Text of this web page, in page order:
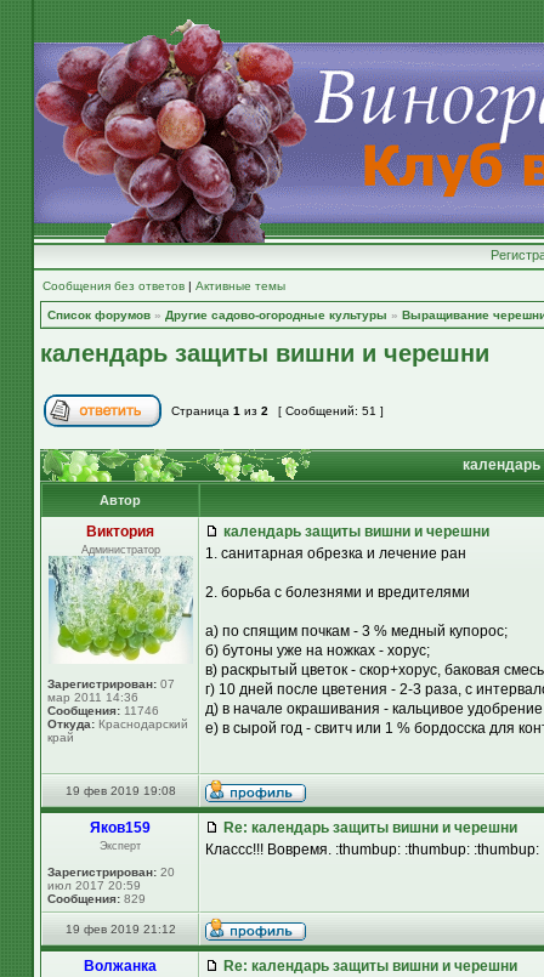
Сообщения без ответов | Активные темы
Список форумов » Другие садово-огородные культуры » Выращивание
календарь защиты вишни и черешни
Страница 1 из 2 [ Сообщений: 51 ]
Автор
Виктория
Администратор
Зарегистрирован: 07
мар 2011 14:36
Сообщения: 11746
Откуда: Краснодарский
край
календарь защиты вишни и черешни
1. санитарная обрезка и лечение ран
2. борьба с болезнями и вредителями
а) по спящим почкам - 3 % медный купорос;
б) бутоны уже на ножках - хорус;
в) раскрытый цветок - скор+хорус, баковая
г) 10 дней после цветения - 2-3 раза, с
д) в начале окрашивания - кальцивое
е) в сырой год - свитч или 1 % бордосска для
19 фев 2019 19:08
Яков159
Эксперт
Зарегистрирован: 20
июл 2017 20:59
Сообщения: 829
Re: календарь защиты вишни и черешни
Классс!!! Вовремя. :thumbup: :thumbup:
19 фев 2019 21:12
Волжанка
Re: календарь защиты вишни и черешни